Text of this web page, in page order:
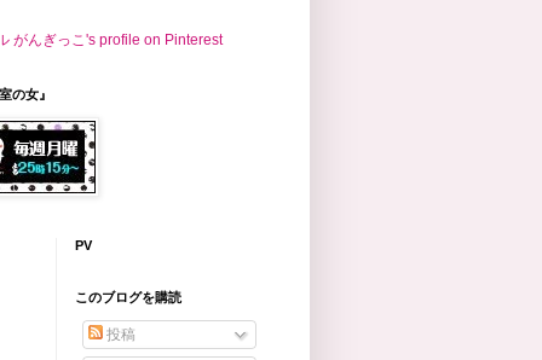
がんぎっこ's profile on Pinterest
の女』
PV
このブログを購読
投稿